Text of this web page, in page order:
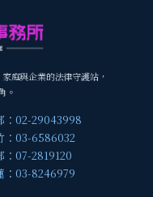
庭與企業的法律守護站，
。
：02-29043998
：03-6586032
：07-2819120
：03-8246979